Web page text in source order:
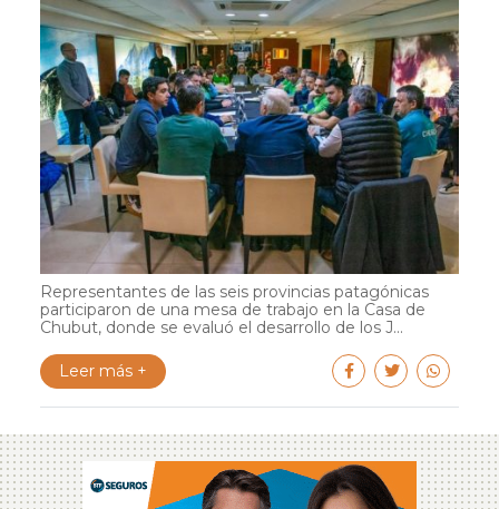
Representantes de las seis provincias patagónicas
participaron de una mesa de trabajo en la Casa de
Chubut, donde se evaluó el desarrollo de los J...
Leer más +